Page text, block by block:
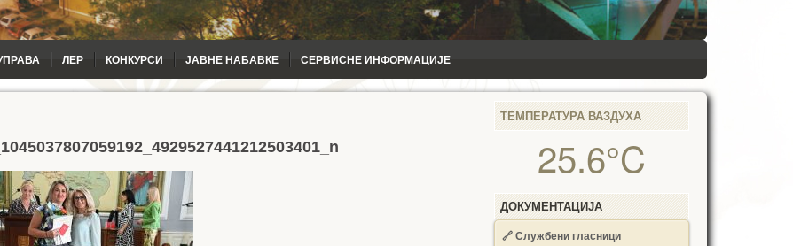
ЛЕР КОНКУРСИ ЈАВНЕ НАБАВКЕ СЕРВИСНЕ ИНФОРМАЦИЈЕ
ТЕМПЕРАТУРА ВАЗДУХА
25.6°C
ДОКУМЕНТАЦИЈА
🔗Службени гласници